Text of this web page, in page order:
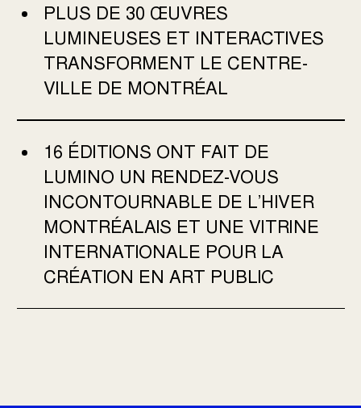
PLUS DE 30 ŒUVRES
LUMINEUSES ET INTERACTIVES
TRANSFORMENT LE CENTRE-
VILLE DE MONTRÉAL
16 ÉDITIONS ONT FAIT DE
LUMINO UN RENDEZ-VOUS
INCONTOURNABLE DE L’HIVER
MONTRÉALAIS ET UNE VITRINE
INTERNATIONALE POUR LA
CRÉATION EN ART PUBLIC